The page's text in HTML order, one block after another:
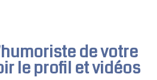
humoristede votre
le profil et vidéos